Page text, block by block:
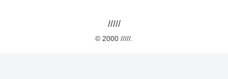
/////
© 2000 /////.